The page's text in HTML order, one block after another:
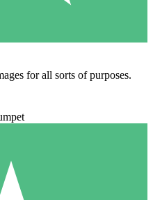
for all sorts of purposes.